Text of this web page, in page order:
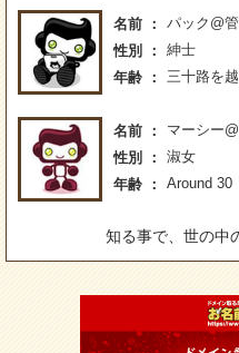
名前
パック@
性別
紳士
年齢
三十路を
名前
マーシー
性別
淑女
年齢
Around 30
知る事で、世の中